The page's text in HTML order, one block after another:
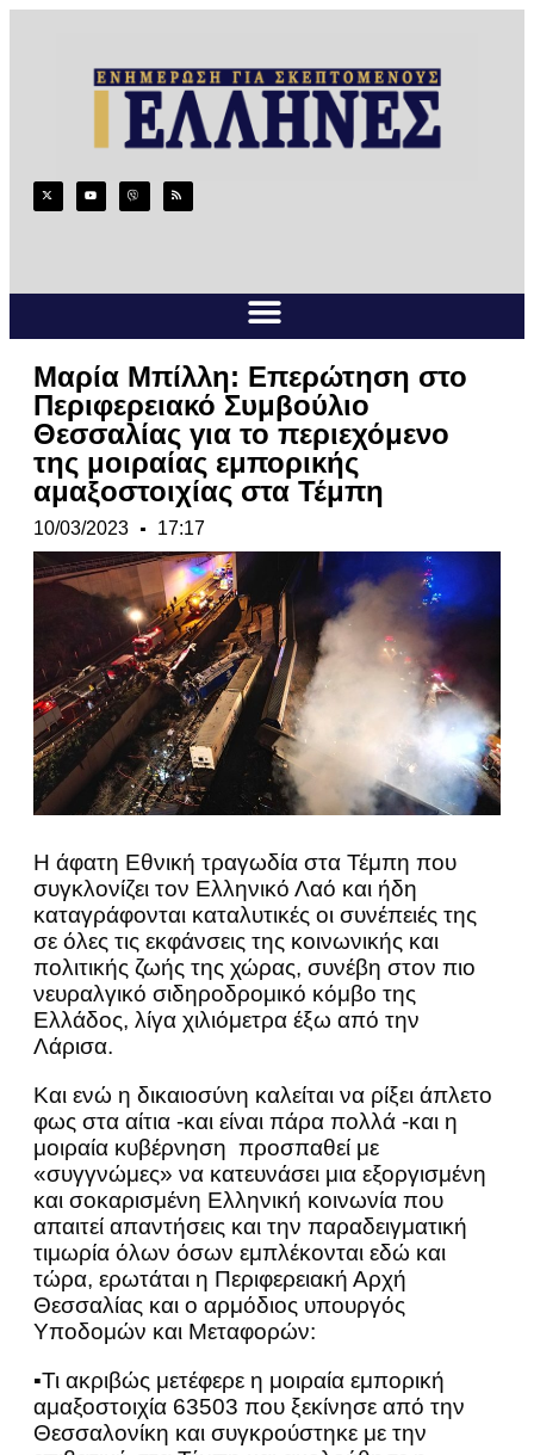
Μαρία Μπίλλη: Επερώτηση στο
Περιφερειακό Συμβούλιο
Θεσσαλίας για το περιεχόμενο
της μοιραίας εμπορικής
αμαξοστοιχίας στα Τέμπη
10/03/2023 17:17
Η άφατη Εθνική τραγωδία στα Τέμπη που
συγκλονίζει τον Ελληνικό Λαό και ήδη
καταγράφονται καταλυτικές οι συνέπειές της
σε όλες τις εκφάνσεις της κοινωνικής και
πολιτικής ζωής της χώρας, συνέβη στον πιο
νευραλγικό σιδηροδρομικό κόμβο της
Ελλάδος, λίγα χιλιόμετρα έξω από την
Λάρισα.
Και ενώ η δικαιοσύνη καλείται να ρίξει άπλετο
φως στα αίτια -και είναι πάρα πολλά -και η
μοιραία κυβέρνηση προσπαθεί με
«συγγνώμες» να κατευνάσει μια εξοργισμένη
και σοκαρισμένη Ελληνική κοινωνία που
απαιτεί απαντήσεις και την παραδειγματική
τιμωρία όλων όσων εμπλέκονται εδώ και
τώρα, ερωτάται η Περιφερειακή Αρχή
Θεσσαλίας και ο αρμόδιος υπουργός
Υποδομών και Μεταφορών:
▪Τι ακριβώς μετέφερε η μοιραία εμπορική
αμαξοστοιχία 63503 που ξεκίνησε από την
Θεσσαλονίκη και συγκρούστηκε με την